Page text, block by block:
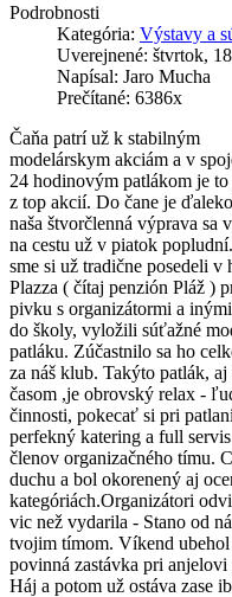
Podrobnosti
Kategória: Výstavy a
Uverejnené: štvrtok,
Napísal: Jaro Mucha
Prečítané: 6386x
Čaňa patrí už k stabilným
modelárskym akciám a v
24 hodinovým patlákom je to
z top akcií. Do čane je
naša štvorčlenná výprava sa
na cestu už v piatok
sme si už tradične posedeli v
Plazza ( čítaj penzión Pláž )
pivku s organizátormi a
do školy, vyložili súťažné
patláku. Zúčastnilo sa ho
za náš klub. Takýto patlák,
časom ,je obrovský relax -
činnosti, pokecať si pri
perfekný katering a full
členov organizačného tímu.
duchu a bol okorenený aj
kategóriách.Organizátori
vic než vydarila - Stano od
tvojim tímom. Víkend
povinná zastávka pri
Háj a potom už ostáva zase